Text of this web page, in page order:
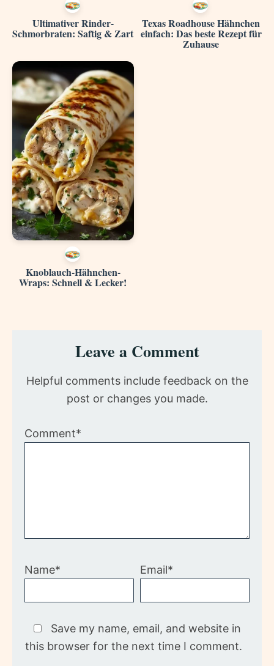
Ultimativer Rinder-
Schmorbraten: Saftig & Zart
Texas Roadhouse Hähnchen
einfach: Das beste Rezept für
Zuhause
Knoblauch-Hähnchen-
Wraps: Schnell & Lecker!
InteractionsLeave a Comment
Helpful comments include feedback on the
post or changes you made.
Comment*
Name* Email*
Save my name, email, and website in
this browser for the next time I comment.